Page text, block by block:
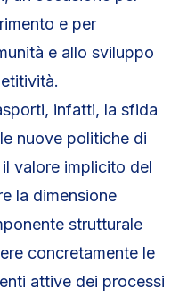
e per
e allo sviluppo
infatti, la sfida
nuove politiche di
valore implicito del
la dimensione
strutturale
concretamente le
attive dei processi